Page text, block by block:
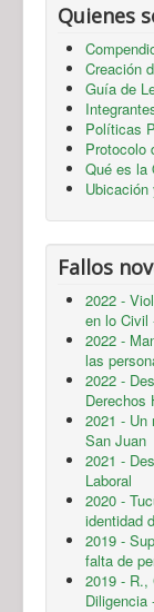
Quienes
Creación
Guía de
Políticas
Protocolo
Qué es la
Fallos
2022 -
en lo Civil
2022 -
las
2022 -
Derechos
2021 - Un
San Juan
2021 -
Laboral
2020 -
identidad
2019 -
falta de
2019 - R.,
Diligencia